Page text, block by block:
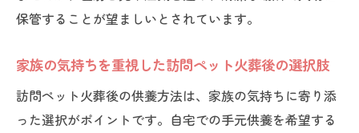
保管することが望ましいとされています。
家族の気持ちを重視した訪問ペット火葬後の選択肢
訪問ペット火葬後の供養方法は、家族の気持ちに寄り添
った選択がポイントです。自宅での手元供養を希望する